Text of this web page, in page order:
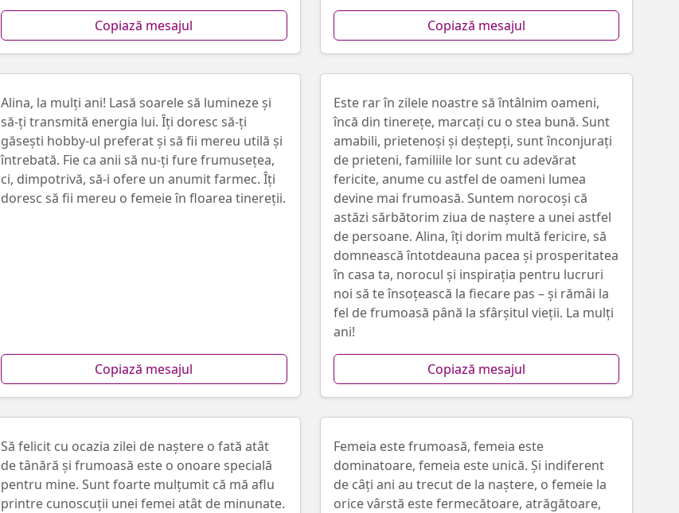
Copiază mesajul Copiază mesajul
Alina, la mulți ani! Lasă soarele să lumineze și
să-ţi transmită energia lui. Îți doresc să-ți
găsești hobby-ul preferat și să fii mereu utilă și
întrebată. Fie ca anii să nu-ţi fure frumusețea,
ci, dimpotrivă, să-i ofere un anumit farmec. Îți
doresc să fii mereu o femeie în floarea tinereţii.
Copiază mesajul
Este rar în zilele noastre să întâlnim oameni,
încă din tinerețe, marcați cu o stea bună. Sunt
amabili, prietenoși și deștepți, sunt înconjurați
de prieteni, familiile lor sunt cu adevărat
fericite, anume cu astfel de oameni lumea
devine mai frumoasă. Suntem norocoși că
astăzi sărbătorim ziua de naștere a unei astfel
de persoane. Alina, îți dorim multă fericire, să
domnească întotdeauna pacea și prosperitatea
în casa ta, norocul și inspirația pentru lucruri
noi să te însoțească la fiecare pas – și rămâi la
fel de frumoasă până la sfârşitul vieţii. La mulţi
ani!
Copiază mesajul
Să felicit cu ocazia zilei de naştere o fată atât
de tânără și frumoasă este o onoare specială
pentru mine. Sunt foarte mulțumit că mă aflu
printre cunoscuții unei femei atât de minunate.
Femeia este frumoasă, femeia este
dominatoare, femeia este unică. Și indiferent
de câți ani au trecut de la naștere, o femeie la
orice vârstă este fermecătoare, atrăgătoare,